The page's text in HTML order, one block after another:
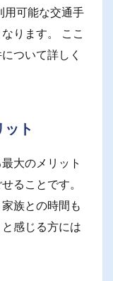
用可能な交通手
ります。 ここ
ついて詳しく
ト
大のメリット
ることです。
族との時間も
感じる方には